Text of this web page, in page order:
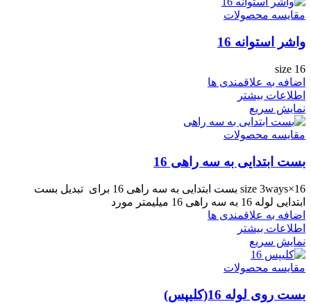
مقایسه محصولات
واشر استوانه 16
size 16
اضافه به علاقمندی ها
اطلاعات بیشتر
نمایش سریع
مقایسه محصولات
بست ابتدایی به سه راهی 16
size 3ways×16 بست ابتدایی به سه راهی 16 برای تبدیل بست
ابتدایی لوله 16 به سه راهی 16 میلیمتر مورد
اضافه به علاقمندی ها
اطلاعات بیشتر
نمایش سریع
مقایسه محصولات
بست روی لوله 16(کلیپس)